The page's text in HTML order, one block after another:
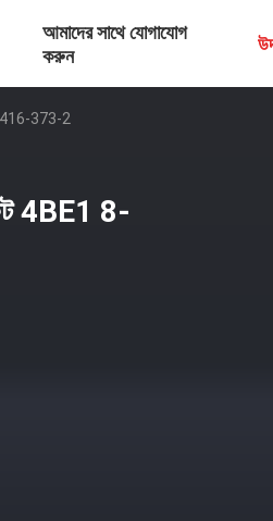
আমাদের সাথে যোগাযোগ
করুন
373-2
4BE1 8-